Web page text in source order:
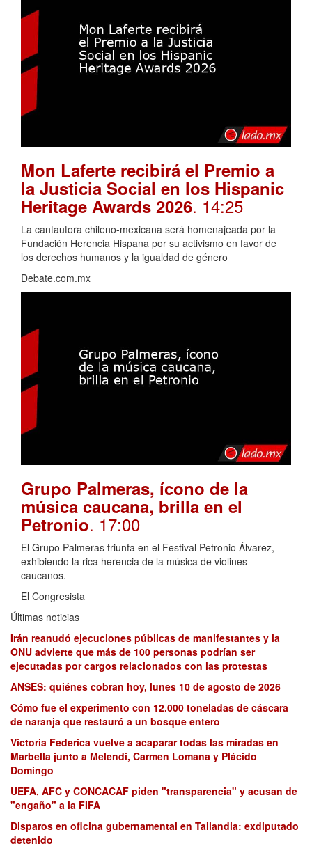
Mon Laferte recibirá el Premio a
la Justicia Social en los Hispanic
Heritage Awards 2026. 14:25
La cantautora chileno-mexicana será homenajeada por la
Fundación Herencia Hispana por su activismo en favor de
los derechos humanos y la igualdad de género
Debate.com.mx
Grupo Palmeras, ícono de la
música caucana, brilla en el
Petronio. 17:00
El Grupo Palmeras triunfa en el Festival Petronio Álvarez,
exhibiendo la rica herencia de la música de violines
caucanos.
El Congresista
Últimas noticias
Irán reanudó ejecuciones públicas de manifestantes y la
ONU advierte que más de 100 personas podrían ser
ejecutadas por cargos relacionados con las protestas
ANSES: quiénes cobran hoy, lunes 10 de agosto de 2026
Cómo fue el experimento con 12.000 toneladas de cáscara
de naranja que restauró a un bosque entero
Victoria Federica vuelve a acaparar todas las miradas en
Marbella junto a Melendi, Carmen Lomana y Plácido
Domingo
UEFA, AFC y CONCACAF piden "transparencia" y acusan de
"engaño" a la FIFA
Disparos en oficina gubernamental en Tailandia: exdiputado
detenido